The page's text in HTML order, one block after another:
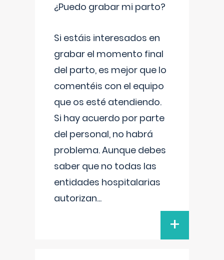
¿Puedo grabar mi parto?
Si estáis interesados en
grabar el momento final
del parto, es mejor que lo
comentéis con el equipo
que os esté atendiendo.
Si hay acuerdo por parte
del personal, no habrá
problema. Aunque debes
saber que no todas las
entidades hospitalarias
autorizan...
+